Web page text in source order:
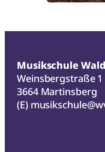
Musikschule
Weinsbergstraße 1
3664 Martinsberg
(E)